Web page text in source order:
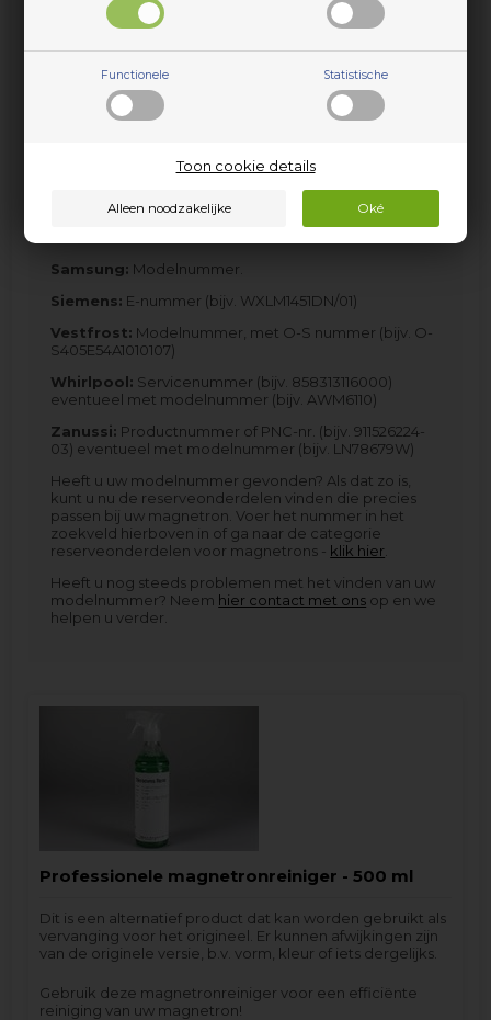
Functionele Statistische
Toon cookie details
Iberna:Modelnummer (H160INE) + Ident.nr. (2x8 cijfers,
bijv. 31000082 03452254)
Ikea:Servicenummer (bijv. 858313116000) eventueel
met modelnummer (bijv. WA3773)
Indesit:Modelnummer (bijv. AL149XEU) en
commercial code, bijv. 80225160200
Modelnummer (bijv. W701). Mogelijk T-nr.
afgedrukt op het defecte onderdeel
Samsung: Modelnummer.
Siemens: E-nummer (bijv. WXLM1451DN/01)
Vestfrost: Modelnummer, met O-S nummer (bijv. O-
S405E54A1010107)
Whirlpool: Servicenummer (bijv. 858313116000)
eventueel met modelnummer (bijv. AWM6110)
Zanussi: Productnummer of PNC-nr. (bijv. 911526224-
03) eventueel met modelnummer (bijv. LN78679W)
Heeft u uw modelnummer gevonden? Als dat zo is,
kunt u nu de reserveonderdelen vinden die precies
passen bij uw magnetron. Voer het nummer in het
zoekveld hierboven in of ga naar de categorie
reserveonderdelen voor magnetrons - klik hier
Heeft u nog steeds problemen met het vinden van uw
modelnummer? Neem hier contact met ons op en we
helpen u verder.
Professionele magnetronreiniger - 500 ml
Dit is een alternatief product dat kan worden gebruikt als
vervanging voor het origineel. Er kunnen afwijkingen zijn
van de originele versie, b.v. vorm, kleur of iets dergelijks.
Gebruik deze magnetronreiniger voor een efficiënte
reiniging van uw magnetron!